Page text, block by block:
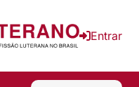
Entrar